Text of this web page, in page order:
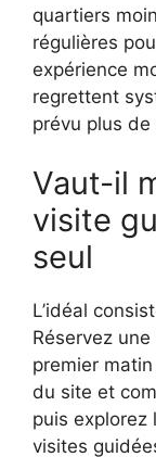
quartiers
régulières
expérience
regrettent
prévu plus
Vaut-il
visite
seul
L’idéal
Réservez
premier
du site et
puis explorez
visites